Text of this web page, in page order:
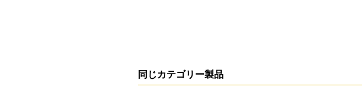
同じカテゴリー製品